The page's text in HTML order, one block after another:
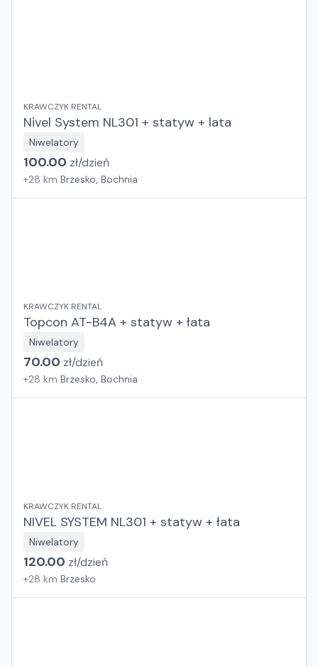
KRAWCZYK RENTAL
Nivel System NL301 + statyw + lata
Niwelatory
100.00 zł/dzień
+28 km Brzesko, Bochnia
KRAWCZYK RENTAL
Topcon AT-B4A + statyw + łata
Niwelatory
70.00 zł/dzień
+28 km Brzesko, Bochnia
KRAWCZYK RENTAL
NIVEL SYSTEM NL301 + statyw + łata
Niwelatory
120.00 zł/dzień
+28 km Brzesko